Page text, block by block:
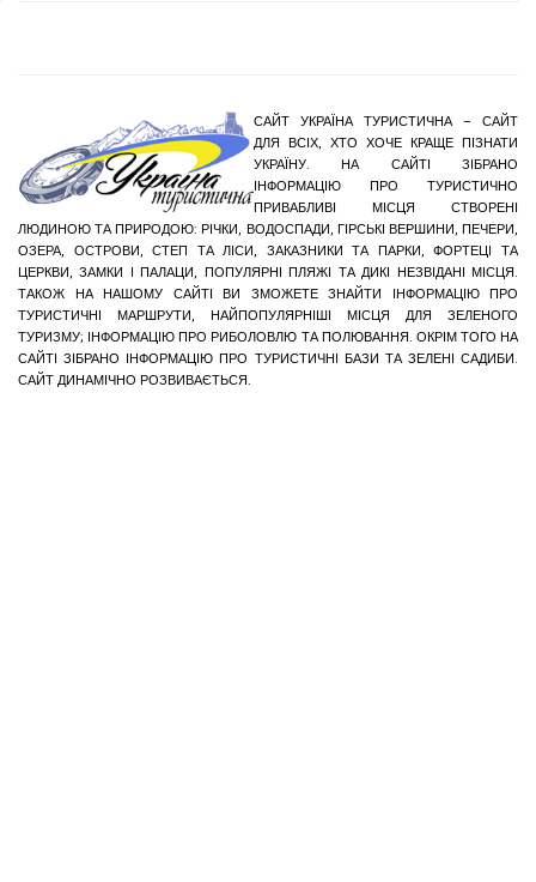
САЙТ УКРАЇНА ТУРИСТИЧНА – САЙТ
ДЛЯ ВСІХ, ХТО ХОЧЕ КРАЩЕ ПІЗНАТИ
УКРАЇНУ. НА САЙТІ ЗІБРАНО
ІНФОРМАЦІЮ ПРО ТУРИСТИЧНО
ПРИВАБЛИВІ МІСЦЯ СТВОРЕНІ
ЛЮДИНОЮ ТА ПРИРОДОЮ: РІЧКИ, ВОДОСПАДИ, ГІРСЬКІ ВЕРШИНИ, ПЕЧЕРИ,
ОЗЕРА, ОСТРОВИ, СТЕП ТА ЛІСИ, ЗАКАЗНИКИ ТА ПАРКИ, ФОРТЕЦІ ТА
ЦЕРКВИ, ЗАМКИ І ПАЛАЦИ, ПОПУЛЯРНІ ПЛЯЖІ ТА ДИКІ НЕЗВІДАНІ МІСЦЯ.
ТАКОЖ НА НАШОМУ САЙТІ ВИ ЗМОЖЕТЕ ЗНАЙТИ ІНФОРМАЦІЮ ПРО
ТУРИСТИЧНІ МАРШРУТИ, НАЙПОПУЛЯРНІШІ МІСЦЯ ДЛЯ ЗЕЛЕНОГО
ТУРИЗМУ; ІНФОРМАЦІЮ ПРО РИБОЛОВЛЮ ТА ПОЛЮВАННЯ. ОКРІМ ТОГО НА
САЙТІ ЗІБРАНО ІНФОРМАЦІЮ ПРО ТУРИСТИЧНІ БАЗИ ТА ЗЕЛЕНІ САДИБИ.
САЙТ ДИНАМІЧНО РОЗВИВАЄТЬСЯ.